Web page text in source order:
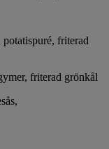
friterad
friterad grönkål